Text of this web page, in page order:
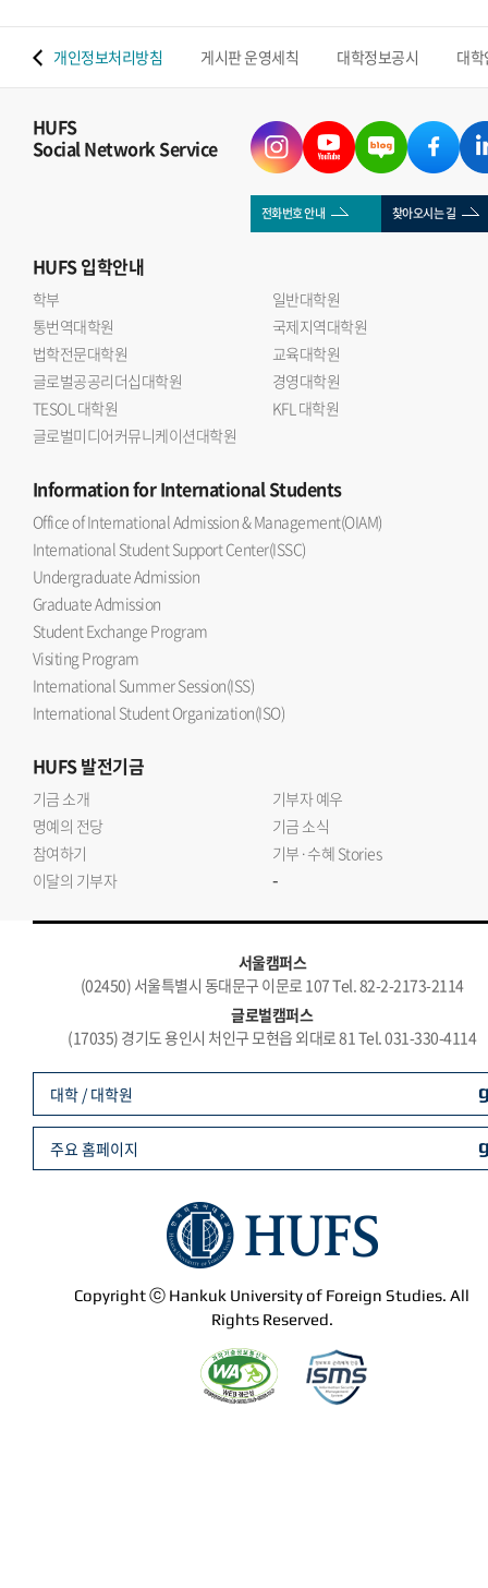
개인정보처리방침 게시판 운영세칙 대학정보공시 대
HUFS
Social Network Service
전화번호 안내 찾아오시는 길
HUFS입학안내
학부
일반대학원
통번역대학원
국제지역대학원
법학전문대학원
교육대학원
글로벌공공리더십대학원
경영대학원
TESOL 대학원
KFL 대학원
글로벌미디어커뮤니케이션대학원
Informationfor International Students
Office of International Admission & Management(OIAM)
International Student Support Center(ISSC)
Undergraduate Admission
Graduate Admission
Student Exchange Program
Visiting Program
International Summer Session(ISS)
International Student Organization(ISO)
HUFS발전기금
기금 소개
기부자 예우
명예의 전당
기금 소식
참여하기
기부·수혜 Stories
이달의 기부자
-
서울캠퍼스
(02450) 서울특별시 동대문구 이문로 107 Tel. 82-2-2173-2114
글로벌캠퍼스
(17035) 경기도 용인시 처인구 모현읍 외대로 81 Tel. 031-330-4114
Copyright ⓒ Hankuk University of Foreign Studies. All
Rights Reserved.
대학 / 대학원
주요 홈페이지